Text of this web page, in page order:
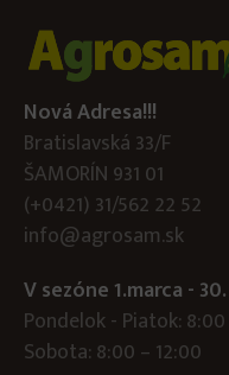
Nová Adresa!!!
Bratislavská 33/F
ŠAMORÍN 931 01
(+0421) 31/562 22 52
info@agrosam.sk
V sezóne 1.marca -
Pondelok - Piatok:
Sobota: 8:00 – 12:00